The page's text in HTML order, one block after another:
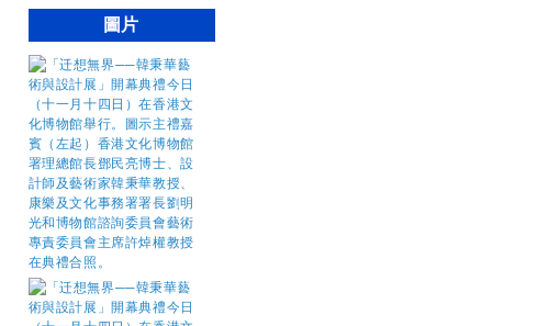
圖片